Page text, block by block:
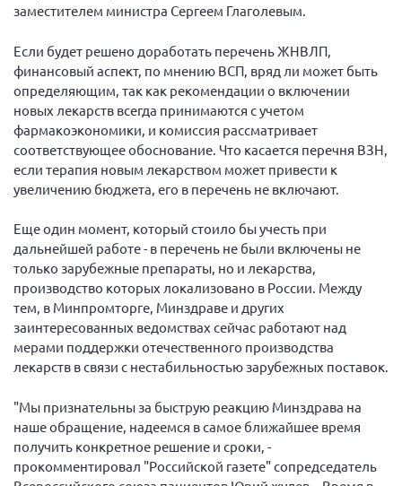
Письма и официальные ответы
Нормативно-правовые документы
Методическая литература для НКО
Публичные отчеты
Исследования, аналитика, мнения
Всероссийская онлайн конференция
"Рассеянный склероз. XX лет работы
ОООИБРС" (25-29.08.2020)
Всероссийская конференция-тренинг
"Рассеянный склероз: новые реалии" (26-
29.05.2022)
Общероссийская РС
Алтайский край
Архангельская область
заместителем министра Сергеем Глаголевым.
Если будет решено доработать перечень ЖНВЛП,
финансовый аспект, по мнению ВСП, вряд ли может быть
определяющим, так как рекомендации о включении
новых лекарств всегда принимаются с учетом
фармакоэкономики, и комиссия рассматривает
соответствующее обоснование. Что касается перечня ВЗН,
если терапия новым лекарством может привести к
увеличению бюджета, его в перечень не включают.
Еще один момент, который стоило бы учесть при
дальнейшей работе - в перечень не были включены не
только зарубежные препараты, но и лекарства,
производство которых локализовано в России. Между
тем, в Минпромторге, Минздраве и других
заинтересованных ведомствах сейчас работают над
мерами поддержки отечественного производства
лекарств в связи с нестабильностью зарубежных поставок.
"Мы признательны за быструю реакцию Минздрава на
наше обращение, надеемся в самое ближайшее время
получить конкретное решение и сроки, -
прокомментировал "Российской газете" сопредседатель